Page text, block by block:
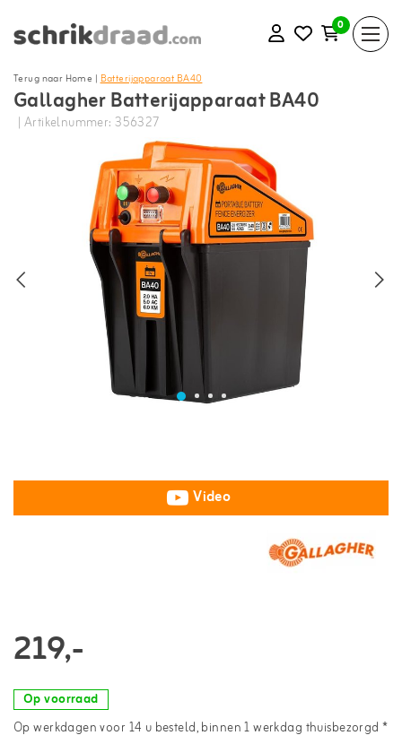
0
Terug naar Home |Batterijapparaat BA40
Gallagher Batterijapparaat BA40
| Artikelnummer: 356327
Video
219,-
Op voorraad
Op werkdagen voor 14 u besteld, binnen 1 werkdag thuisbezorgd *